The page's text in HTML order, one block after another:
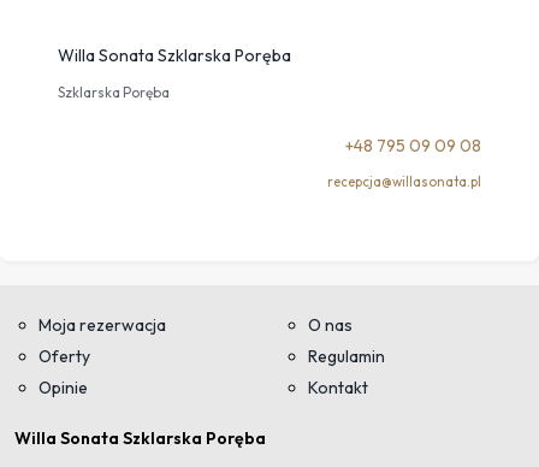
Willa Sonata Szklarska Poręba
Szklarska Poręba
+48 795 09 09 08
recepcja@willasonata.pl
Moja rezerwacja
Oferty
Opinie
O nas
Regulamin
Kontakt
Willa Sonata Szklarska Poręba